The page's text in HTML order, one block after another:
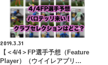
2019.3.31
【＜4/4＞FP選手予想（Feature
Player）（ウイイレアプリ…